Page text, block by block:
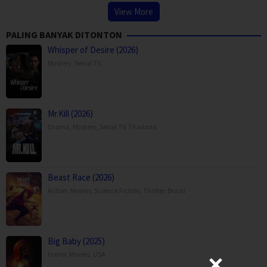
View More
PALING BANYAK DITONTON
Whisper of Desire (2026)
Mr.Kill (2026)
Beast Race (2026)
Big Baby (2025)